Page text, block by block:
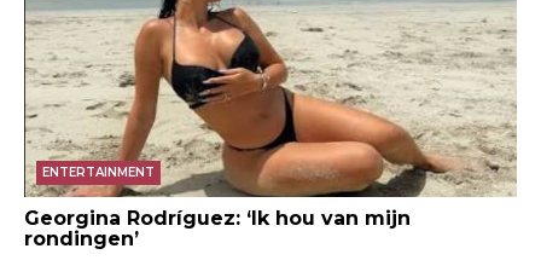
ENTERTAINMENT
Georgina Rodríguez: ‘Ik hou van mijn
rondingen’